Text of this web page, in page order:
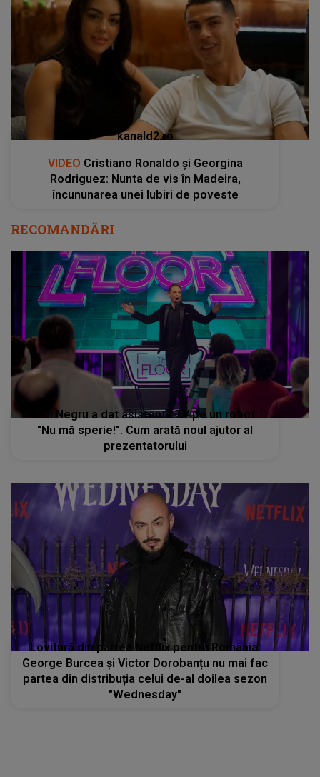
kanald2.ro
VIDEO Cristiano Ronaldo și Georgina
Rodriguez: Nunta de vis în Madeira,
încununarea unei Iubiri de poveste
RECOMANDĂRI
Dan Negru a dat asistenta TV pe un robot:
"Nu mă sperie!". Cum arată noul ajutor al
prezentatorului
Lovitură din partea Netflix pentru România:
George Burcea și Victor Dorobanțu nu mai fac
partea din distribuția celui de-al doilea sezon
"Wednesday"